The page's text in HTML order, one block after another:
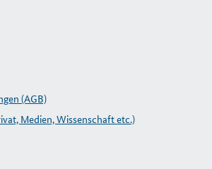
(AGB)
Medien, Wissenschaft etc.)